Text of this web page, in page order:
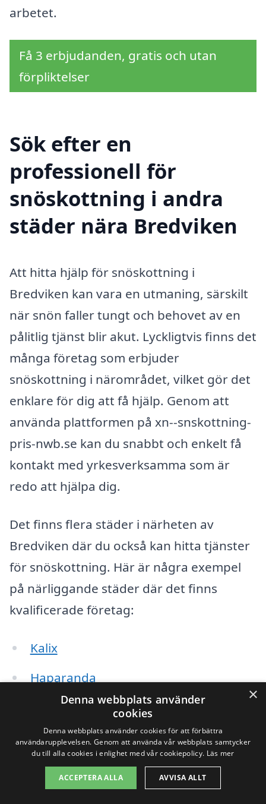
arbetet.
Få 3 erbjudanden, gratis och utan
förpliktelser
Sök efter en
professionell för
snöskottning i andra
städer nära Bredviken
Att hitta hjälp för snöskottning i
Bredviken kan vara en utmaning, särskilt
när snön faller tungt och behovet av en
pålitlig tjänst blir akut. Lyckligtvis finns det
många företag som erbjuder
snöskottning i närområdet, vilket gör det
enklare för dig att få hjälp. Genom att
använda plattformen på xn--snskottning-
pris-nwb.se kan du snabbt och enkelt få
kontakt med yrkesverksamma som är
redo att hjälpa dig.
Det finns flera städer i närheten av
Bredviken där du också kan hitta tjänster
för snöskottning. Här är några exempel
på närliggande städer där det finns
kvalificerade företag:
Kalix
Haparanda
Överkalix
Lerbäcken
Sjöstedt
×
Denna webbplats använder
cookies
Denna webbplats använder cookies för att förbättra
användarupplevelsen. Genom att använda vår webbplats samtycker
du till alla cookies i enlighet med vår cookiepolicy. Läs mer
ACCEPTERA ALLA AVVISA ALLT